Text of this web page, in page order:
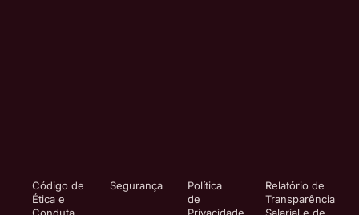
Código de
Ética e
Segurança
Política
de
Relatório de
Transparência